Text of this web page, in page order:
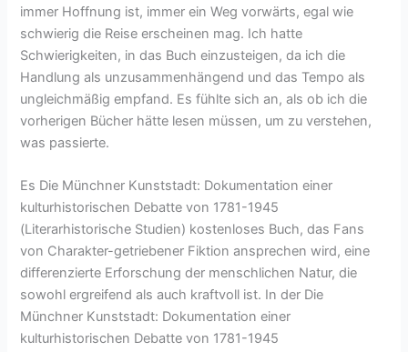
immer Hoffnung ist, immer ein Weg vorwärts, egal wie
schwierig die Reise erscheinen mag. Ich hatte
Schwierigkeiten, in das Buch einzusteigen, da ich die
Handlung als unzusammenhängend und das Tempo als
ungleichmäßig empfand. Es fühlte sich an, als ob ich die
vorherigen Bücher hätte lesen müssen, um zu verstehen,
was passierte.
Es Die Münchner Kunststadt: Dokumentation einer
kulturhistorischen Debatte von 1781-1945
(Literarhistorische Studien) kostenloses Buch, das Fans
von Charakter-getriebener Fiktion ansprechen wird, eine
differenzierte Erforschung der menschlichen Natur, die
sowohl ergreifend als auch kraftvoll ist. In der Die
Münchner Kunststadt: Dokumentation einer
kulturhistorischen Debatte von 1781-1945